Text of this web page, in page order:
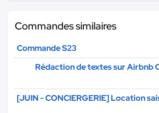
Commandes similaires
Commande S23
Rédaction de textes sur Airbnb
[JUIN - CONCIERGERIE] Location